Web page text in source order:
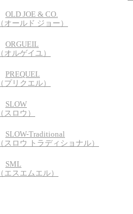
OLD JOE & CO.
（オールド ジョー）
ORGUEIL
（オルゲイユ）
PREQUEL
（プリクエル）
SLOW
（スロウ）
SLOW-Traditional
（スロウ トラディショナル）
SML
（エスエムエル）